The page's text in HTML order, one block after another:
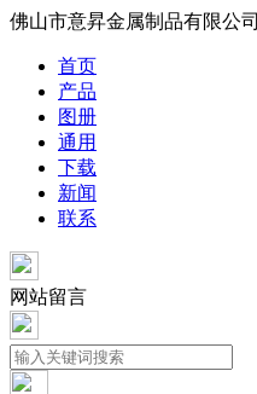
佛山市意昇金属制品有限公司
首页
产品
图册
通用
下载
新闻
联系
网站留言